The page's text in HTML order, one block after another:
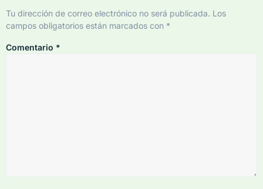
Tu dirección de correo electrónico no será publicada. Los
campos obligatorios están marcados con *
Comentario *